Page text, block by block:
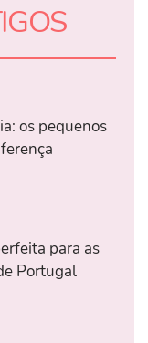
os pequenos
para as
Portugal